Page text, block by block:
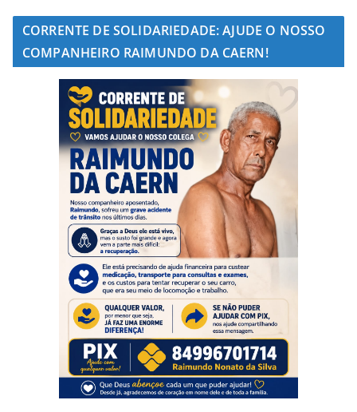
CORRENTE DE SOLIDARIEDADE: AJUDE O NOSSO
COMPANHEIRO RAIMUNDO DA CAERN!